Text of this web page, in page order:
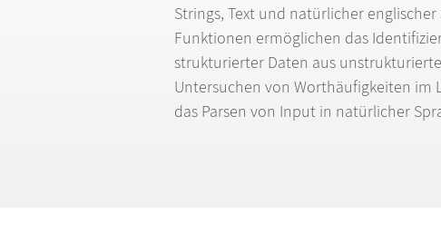
Strings, Text und natürlicher englischer
Funktionen ermöglichen das
strukturierter Daten aus
Untersuchen von Worthäufigkeiten im
das Parsen von Input in natürlicher